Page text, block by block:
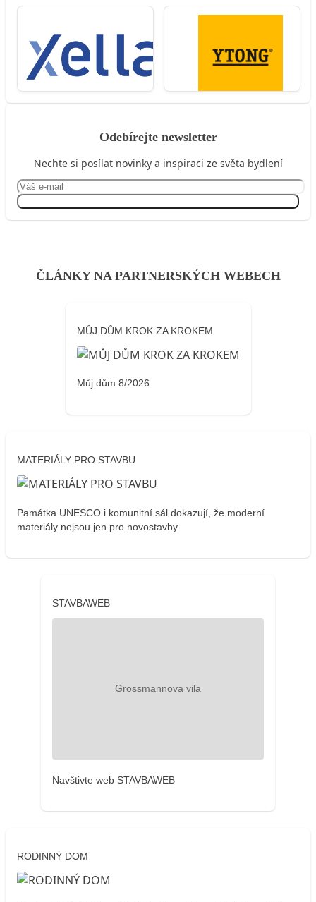
Odebírejte newsletter
Nechte si posílat novinky a inspiraci ze světa bydlení
ČLÁNKY NA PARTNERSKÝCH WEBECH
MŮJ DŮM KROK ZA KROKEM
Můj dům 8/2026
MATERIÁLY PRO STAVBU
Památka UNESCO i komunitní sál dokazují, že moderní
materiály nejsou jen pro novostavby
STAVBAWEB
Navštivte web STAVBAWEB
RODINNÝ DOM